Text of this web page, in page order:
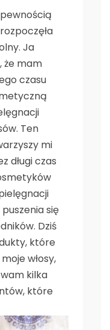
Ja
że mam
czasu
Ten
mi
długi czas
się
Dziś
które
włosy,
kilka
które